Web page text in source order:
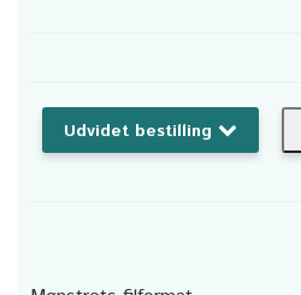
Udvidet bestilling